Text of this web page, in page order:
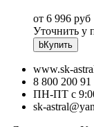
от 6 996 руб
Уточнить у
bКупить
www.sk-
8 800 200 91
ПН-ПТ с
sk-